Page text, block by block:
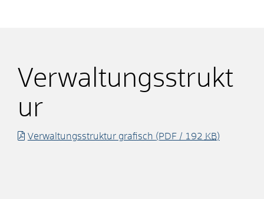
Verwaltungsstrukt
ur
Verwaltungsstruktur grafisch (PDF / 192 KB)